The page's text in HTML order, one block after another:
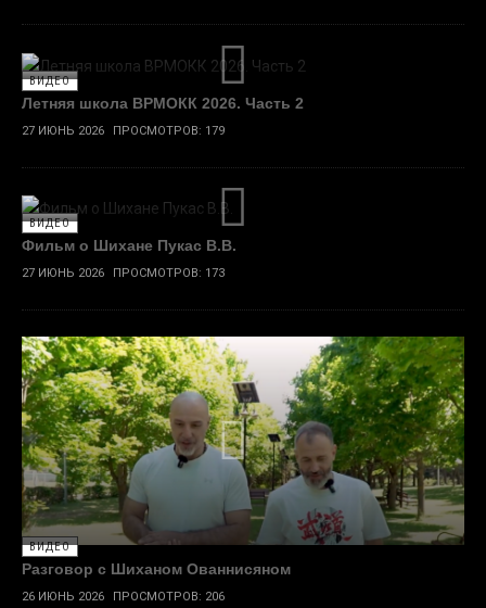
ВИДЕО
Летняя школа ВРМОКК 2026. Часть 2
27 ИЮНЬ 2026 ПРОСМОТРОВ: 179
ВИДЕО
Фильм о Шихане Пукас В.В.
27 ИЮНЬ 2026 ПРОСМОТРОВ: 173
ВИДЕО
Разговор с Шиханом Ованнисяном
26 ИЮНЬ 2026 ПРОСМОТРОВ: 206